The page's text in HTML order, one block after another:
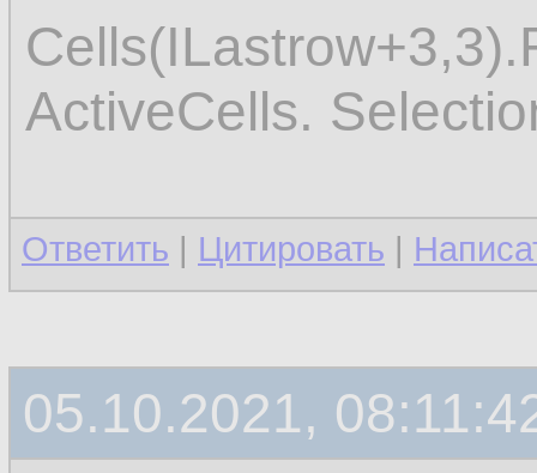
ActiveCells.
Ответить | Цитировать |
05.10.2021,